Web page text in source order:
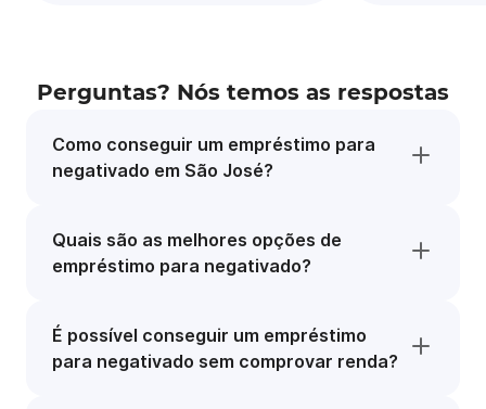
Perguntas? Nós temos as respostas
Como conseguir um empréstimo para
negativado em São José?
Quais são as melhores opções de
empréstimo para negativado?
É possível conseguir um empréstimo
para negativado sem comprovar renda?